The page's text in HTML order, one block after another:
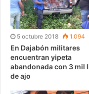
5 octubre 2018 1.094
En Dajabón militares
encuentran yipeta
abandonada con 3 mil
de ajo